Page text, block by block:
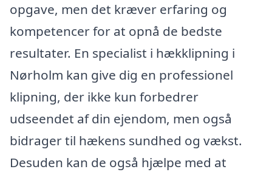
opgave, men det kræver erfaring og
kompetencer for at opnå de bedste
resultater. En specialist i hækklipning i
Nørholm kan give dig en professionel
klipning, der ikke kun forbedrer
udseendet af din ejendom, men også
bidrager til hækens sundhed og vækst.
Desuden kan de også hjælpe med at